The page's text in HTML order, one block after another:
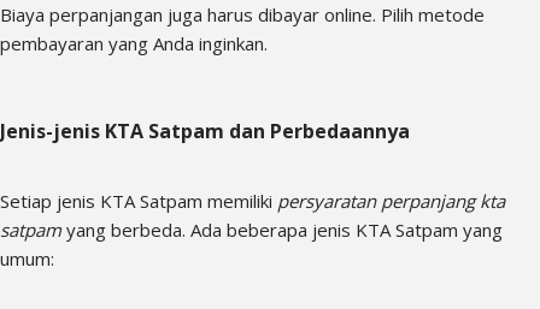
Biaya perpanjangan juga harus dibayar online. Pilih metode
pembayaran yang Anda inginkan.
Jenis-jenis KTA Satpam dan Perbedaannya
Setiap jenis KTA Satpam memiliki persyaratan perpanjang kta
satpam yang berbeda. Ada beberapa jenis KTA Satpam yang
umum: